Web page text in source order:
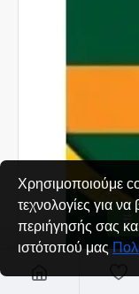
Χρησιμοποιούμε
τεχνολογίες για
περιήγησής σας
ιστότοπού μας